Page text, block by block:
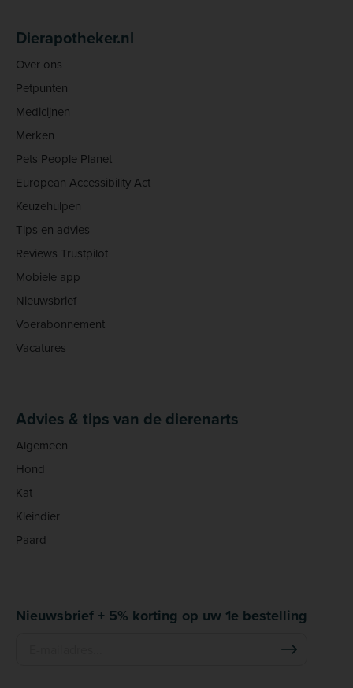
Dierapotheker.nl
Over ons
Petpunten
Medicijnen
Merken
Pets People Planet
European Accessibility Act
Keuzehulpen
Tips en advies
Reviews Trustpilot
Mobiele app
Nieuwsbrief
Voerabonnement
Vacatures
Advies & tips van de dierenarts
Algemeen
Hond
Kat
Kleindier
Paard
Nieuwsbrief + 5% korting op uw 1e bestelling